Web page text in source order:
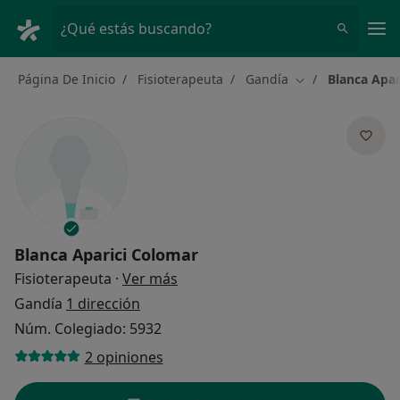
¿Qué estás buscando?
Página De Inicio Fisioterapeuta Gandía Cambiar de
Blanca
Blanca Aparici Colomar
Fisioterapeuta · Ver más
Gandía 1 dirección
Núm. Colegiado: 5932
2 opiniones